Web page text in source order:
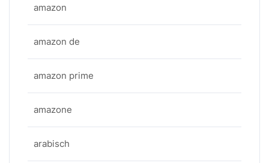
amazon
amazon de
amazon prime
amazone
arabisch